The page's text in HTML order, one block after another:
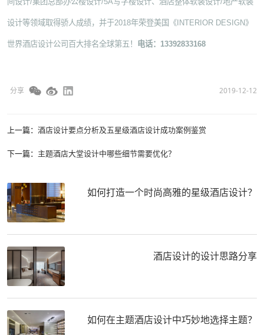
设计等领域取得骄人成绩，并于2018年荣登美国《INTERIOR DESIGN》
世界酒店设计公司百大排名全球第五！ 电话：13392833168
分享 2019-12-12
上一篇： 酒店设计要点分析及五星级酒店设计成功案例鉴赏
下一篇： 主题酒店大堂设计中哪些细节需要优化？
如何打造一个时尚高雅的星级酒店设计？
酒店设计的设计思路分享
如何在主题酒店设计中巧妙地选择主题？